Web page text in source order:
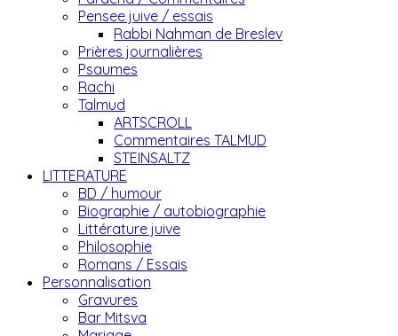
Pensee juive / essais
Rabbi Nahman de Breslev
Prières journalières
Psaumes
Rachi
Talmud
ARTSCROLL
Commentaires TALMUD
STEINSALTZ
LITTERATURE
BD / humour
Biographie / autobiographie
Littérature juive
Philosophie
Romans / Essais
Personnalisation
Gravures
Bar Mitsva